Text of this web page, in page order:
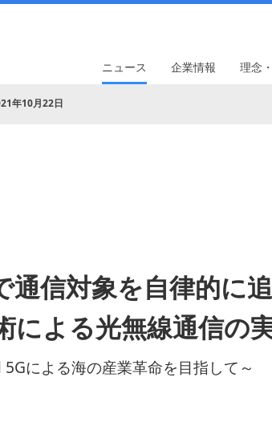
ニュース 企業情報 理念
年10月22日
通信対象を自律的に
による光無線通信の
による海の産業革命を目指して～